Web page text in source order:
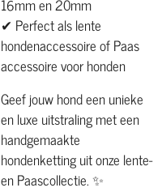
✔ Perfect als lente
hondenaccessoire of Paas
accessoire voor honden
Geef jouw hond een unieke
en luxe uitstraling met een
handgemaakte
hondenketting uit onze lente-
en Paascollectie. ✨